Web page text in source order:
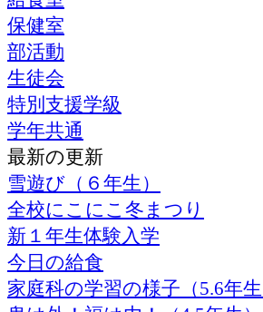
保健室
部活動
生徒会
特別支援学級
学年共通
最新の更新
雪遊び（６年生）
全校にこにこ冬まつり
新１年生体験入学
今日の給食
家庭科の学習の様子（5.6年生